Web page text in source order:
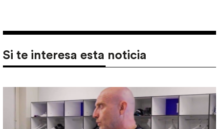
Si te interesa esta noticia